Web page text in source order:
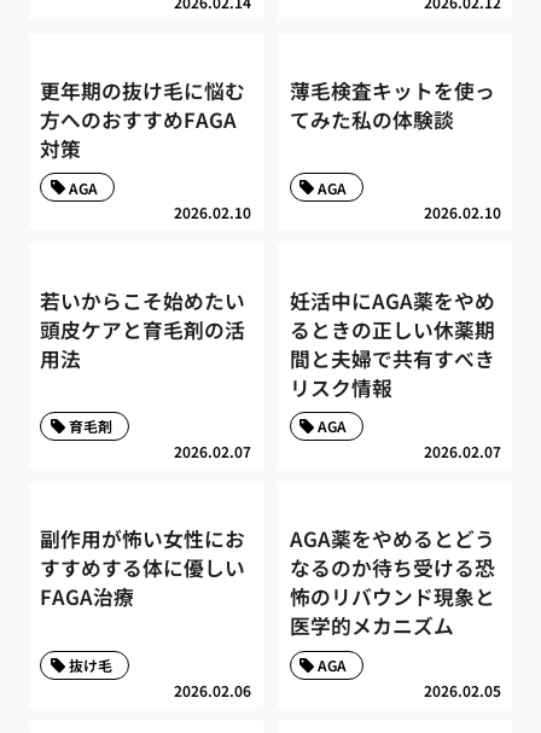
更年期の抜け毛に悩む
方へのおすすめFAGA
対策
2026.02.10
AGA
薄毛検査キットを使っ
てみた私の体験談
2026.02.10
AGA
若いからこそ始めたい
頭皮ケアと育毛剤の活
用法
2026.02.07
育毛剤
妊活中にAGA薬をやめ
るときの正しい休薬期
間と夫婦で共有すべき
リスク情報
2026.02.07
AGA
副作用が怖い女性にお
すすめする体に優しい
FAGA治療
2026.02.06
抜け毛
AGA薬をやめるとどう
なるのか待ち受ける恐
怖のリバウンド現象と
医学的メカニズム
2026.02.05
AGA